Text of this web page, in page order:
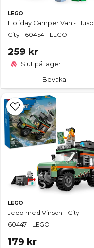
LEGO
Holiday Camper Van -
City - 60454 - LEGO
259 kr
Slut på lager
Bevaka
LEGO
Jeep med Vinsch - City -
60447 - LEGO
179 kr